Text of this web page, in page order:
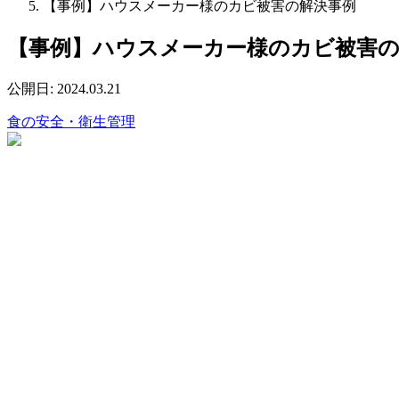
【事例】ハウスメーカー様のカビ被害の解決事例
【事例】ハウスメーカー様のカビ被害
公開日: 2024.03.21
食の安全・衛生管理